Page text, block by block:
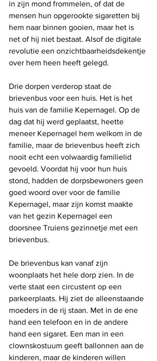
in zijn mond frommelen, of dat de
mensen hun opgerookte sigaretten bij
hem naar binnen gooien, maar het is
net of hij niet bestaat. Alsof de digitale
revolutie een onzichtbaarheidsdekentje
over hem heen heeft gelegd.
Drie dorpen verderop staat de
brievenbus voor een huis. Het is het
huis van de familie Kepernagel. Op de
dag dat hij werd geplaatst, heette
meneer Kepernagel hem welkom in de
familie, maar de brievenbus heeft zich
nooit echt een volwaardig familielid
gevoeld. Voordat hij voor hun huis
stond, hadden de dorpsbewoners geen
goed woord over voor de familie
Kepernagel, maar zijn komst maakte
van het gezin Kepernagel een
doorsnee Truiens gezinnetje met een
brievenbus.
De brievenbus kan vanaf zijn
woonplaats het hele dorp zien. In de
verte staat een circustent op een
parkeerplaats. Hij ziet de alleenstaande
moeders in de rij staan. Met in de ene
hand een telefoon en in de andere
hand een sigaret. Een man in een
clownskostuum geeft ballonnen aan de
kinderen, maar de kinderen willen